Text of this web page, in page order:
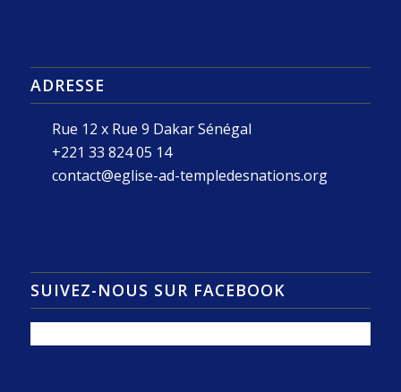
ADRESSE
Rue 12 x Rue 9 Dakar Sénégal
+221 33 824 05 14
contact@eglise-ad-templedesnations.org
SUIVEZ-NOUS SUR FACEBOOK